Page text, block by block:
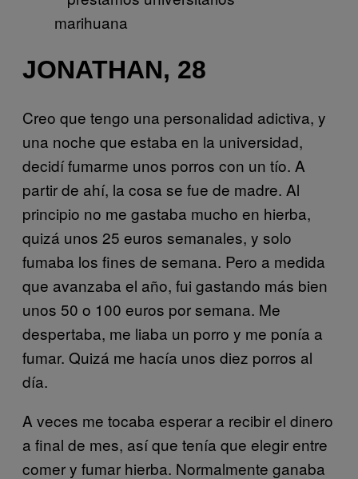
JONATHAN, 28
Creo que tengo una personalidad adictiva, y
una noche que estaba en la universidad,
decidí fumarme unos porros con un tío. A
partir de ahí, la cosa se fue de madre. Al
principio no me gastaba mucho en hierba,
quizá unos 25 euros semanales, y solo
fumaba los fines de semana. Pero a medida
que avanzaba el año, fui gastando más bien
unos 50 o 100 euros por semana. Me
despertaba, me liaba un porro y me ponía a
fumar. Quizá me hacía unos diez porros al
día.
A veces me tocaba esperar a recibir el dinero
a final de mes, así que tenía que elegir entre
comer y fumar hierba. Normalmente ganaba